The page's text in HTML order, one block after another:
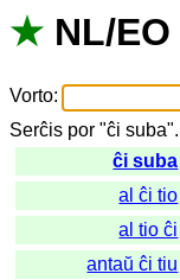
★ NL/EO
Vorto:
Serĉis por "ĉi suba".
ĉi suba
al ĉi tio
al tio ĉi
antaŭ ĉi tiu